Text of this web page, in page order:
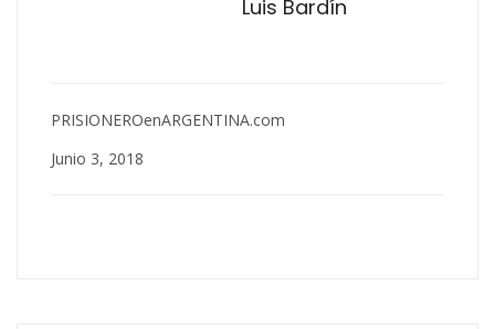
Luis Bardín
PRISIONEROenARGENTINA.com
Junio 3, 2018